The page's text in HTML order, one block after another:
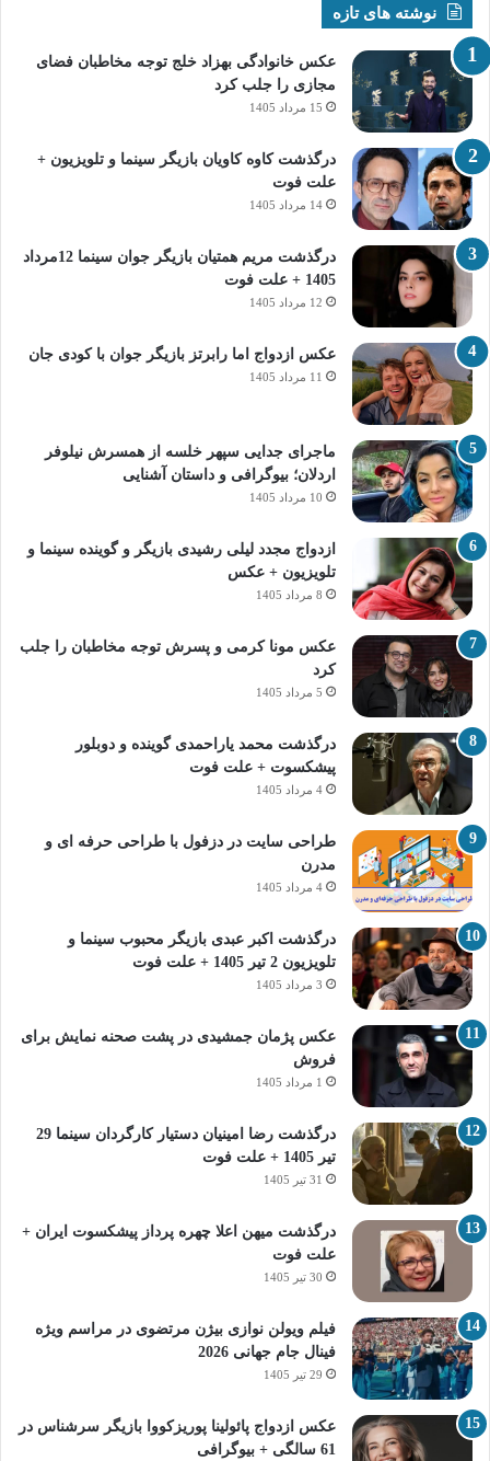
نوشته های تازه
عکس خانوادگی بهزاد خلج توجه مخاطبان فضای
مجازی را جلب کرد
15 مرداد 1405
درگذشت کاوه کاویان بازیگر سینما و تلویزیون +
علت فوت
14 مرداد 1405
درگذشت مریم همتیان بازیگر جوان سینما 12مرداد
1405 + علت فوت
12 مرداد 1405
عکس ازدواج اما رابرتز بازیگر جوان با کودی جان
11 مرداد 1405
ماجرای جدایی سپهر خلسه از همسرش نیلوفر
اردلان؛ بیوگرافی و داستان آشنایی
10 مرداد 1405
ازدواج مجدد لیلی رشیدی بازیگر و گوینده سینما و
تلویزیون + عکس
8 مرداد 1405
عکس مونا کرمی و پسرش توجه مخاطبان را جلب
کرد
5 مرداد 1405
درگذشت محمد یاراحمدی گوینده و دوبلور
پیشکسوت + علت فوت
4 مرداد 1405
طراحی سایت در دزفول با طراحی حرفه‌ ای و
مدرن
4 مرداد 1405
درگذشت اکبر عبدی بازیگر محبوب سینما و
تلویزیون 2 تیر 1405 + علت فوت
3 مرداد 1405
عکس پژمان جمشیدی در پشت صحنه نمایش برای
فروش
1 مرداد 1405
درگذشت رضا امینیان دستیار کارگردان سینما 29
تیر 1405 + علت فوت
31 تیر 1405
درگذشت میهن اعلا چهره پرداز پیشکسوت ایران +
علت فوت
30 تیر 1405
فیلم ویولن نوازی بیژن مرتضوی در مراسم ویژه
فینال جام جهانی 2026
29 تیر 1405
عکس ازدواج پائولینا پوریزکووا بازیگر سرشناس در
61 سالگی + بیوگرافی